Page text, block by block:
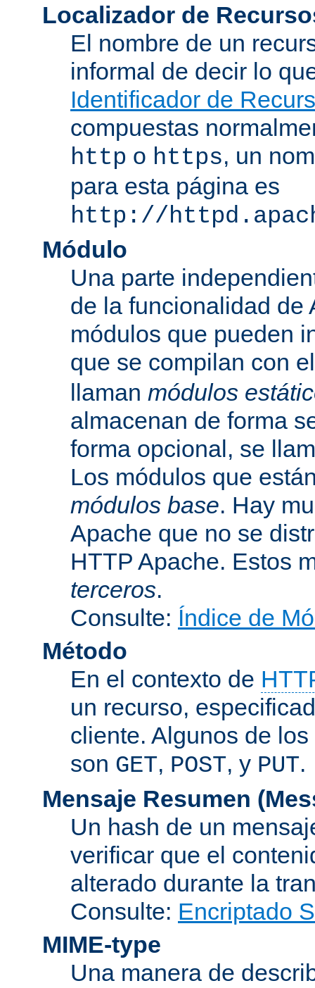
Localizador de
El nombre de un
informal de decir lo
Identificador de
compuestas
http o https, un
para esta página es
http://
Módulo
Una parte
de la funcionalidad de
módulos que pueden
que se compilan con
llaman módulos
almacenan de forma
forma opcional, se
Los módulos que
módulos base. Hay
Apache que no se
HTTP Apache. Estos
terceros.
Consulte: Índice de
Método
En el contexto de
un recurso,
cliente. Algunos de
son GET, POST, y PUT.
Mensaje Resumen
Un hash de un
verificar que el
alterado durante la
Consulte: Encriptado
MIME-type
Una manera de